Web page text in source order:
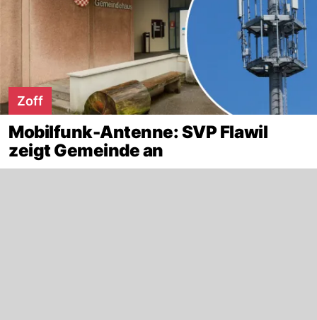
Zoff
Mobilfunk-Antenne: SVP Flawil
zeigt Gemeinde an